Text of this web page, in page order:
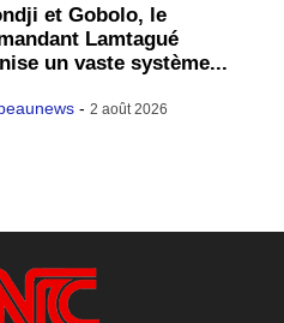
et Gobolo, le
Lamtagué
un vaste système...
- 2 août 2026